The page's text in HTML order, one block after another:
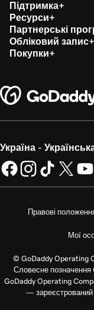
Підтримка
Ресурси
Партнерські
Обліковий запис
Покупки
Україна -
Правові
Мої
© GoDaddy Operating
Словесне позначення
GoDaddy Operating
— зареєстрований